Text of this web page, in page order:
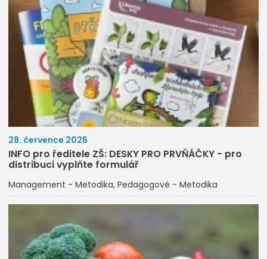
28. července 2026
INFO pro ředitele ZŠ: DESKY PRO PRVŇÁČKY - pro
distribuci vyplňte formulář
Management - Metodika Pedagogové - Metodika